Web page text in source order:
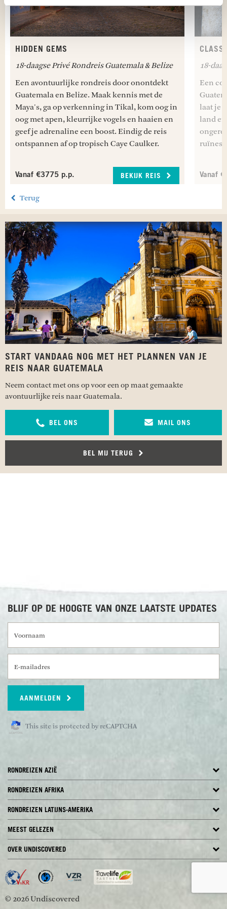
HIDDEN GEMS
18-daagse Privé Rondreis Guatemala & Belize
Een avontuurlijke rondreis door onontdekt
Guatemala en Belize. Maak kennis met de
Maya's, ga op verkenning in Tikal, kom oog in
oog met apen, kleurrijke vogels en haaien en
geef je adrenaline een boost. Eindig de reis
ontspannen af op tropisch Caye Caulker.
Vanaf €3775 p.p. BEKIJK REIS
18-
Een
laat je
land
ruïnes.
Vanaf
Terug
START VANDAAG NOG MET HET PLANNEN VAN JE
REIS NAAR GUATEMALA
Neem contact met ons op voor een op maat gemaakte
avontuurlijke reis naar Guatemala.
BEL ONS MAIL ONS
BEL MIJ TERUG
BLIJF OP DE HOOGTE VAN ONZE LAATSTE UPDATES
AANMELDEN
This site is protected by reCAPTCHA
RONDREIZEN AZIË
RONDREIZEN AFRIKA
RONDREIZEN LATIJNS-AMERIKA
MEEST GELEZEN
OVER UNDISCOVERED
© 2026 Undiscovered